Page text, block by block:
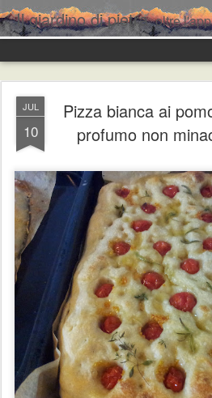
Il giardino di pietra oltre l'apparenza,
JUL
10
Pizza bianca ai
profumo non